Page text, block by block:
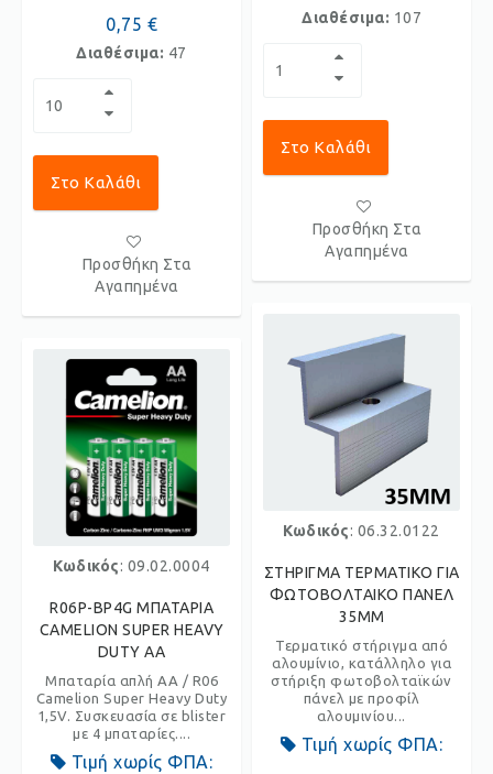
0,75 €
Διαθέσιμα: 47
Στο Καλάθι
Προσθήκη Στα
Αγαπημένα
Κωδικός: 09.02.0004
R06P-BP4G ΜΠΑΤΑΡΙΑ
CAMELION SUPER HEAVY
DUTY AA
Μπαταρία απλή AA / R06
Camelion Super Heavy Duty
1,5V. Συσκευασία σε blister
με 4 μπαταρίες....
Τιμή χωρίς ΦΠΑ:
Διαθέσιμα: 107
Στο Καλάθι
Προσθήκη Στα
Αγαπημένα
Κωδικός: 06.32.0122
ΣΤΗΡΙΓΜΑ ΤΕΡΜΑΤΙΚΟ ΓΙΑ
ΦΩΤΟΒΟΛΤΑΙΚΟ ΠΑΝΕΛ
35MM
Τερματικό στήριγμα από
αλουμίνιο, κατάλληλο για
στήριξη φωτοβολταϊκών
πάνελ με προφίλ
αλουμινίου...
Τιμή χωρίς ΦΠΑ: